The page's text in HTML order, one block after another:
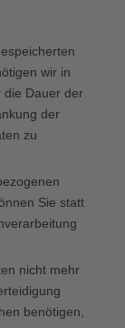
wir in
die Dauer der
der
zu
Sie statt
nicht mehr
benötigen,